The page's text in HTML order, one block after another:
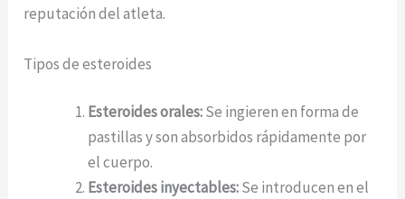
reputación del atleta.
Tipos de esteroides
Esteroides orales:Se ingieren en forma de
pastillas y son absorbidos rápidamente por
el cuerpo.
Esteroides inyectables:Se introducen en el